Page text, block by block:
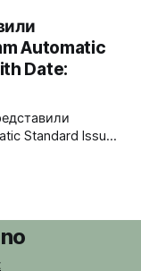
жёлтый
в жёлтом
Automatic
Date:
Standard Issue
вручную
подсветка